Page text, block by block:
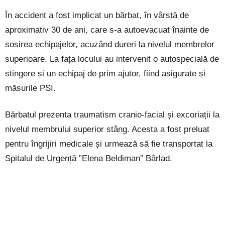
În accident a fost implicat un bărbat, în vârstă de
aproximativ 30 de ani, care s-a autoevacuat înainte de
sosirea echipajelor, acuzând dureri la nivelul membrelor
superioare. La fața locului au intervenit o autospecială de
stingere și un echipaj de prim ajutor, fiind asigurate și
măsurile PSI.
Bărbatul prezenta traumatism cranio-facial și excoriații la
nivelul membrului superior stâng. Acesta a fost preluat
pentru îngrijiri medicale și urmează să fie transportat la
Spitalul de Urgență ”Elena Beldiman” Bârlad.